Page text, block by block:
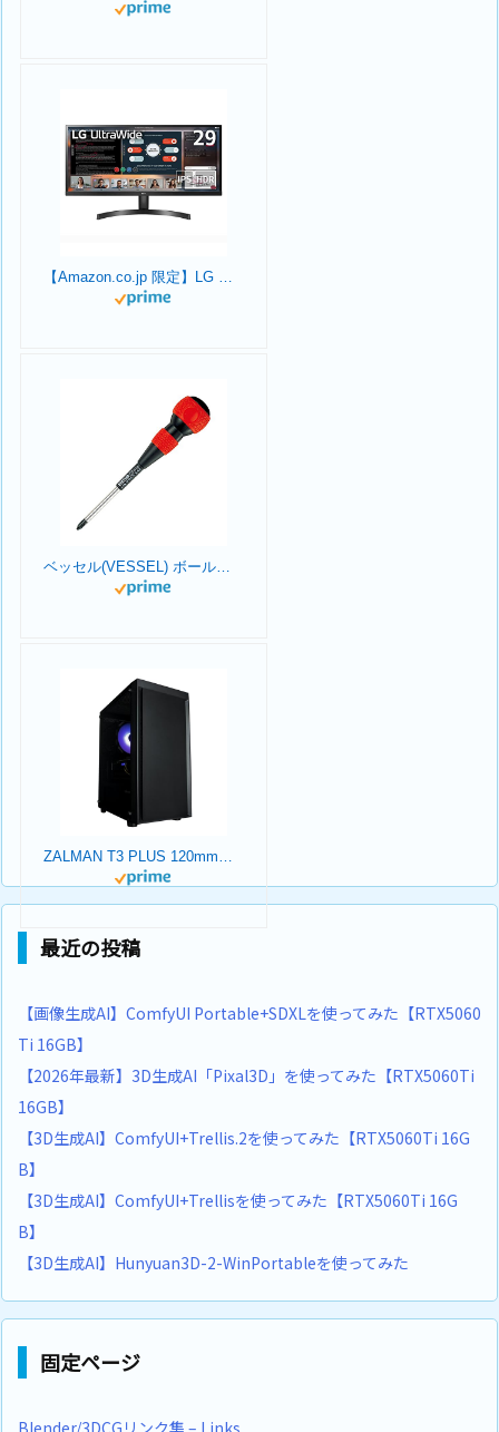
【Amazon.co.jp 限定】LG モニター ディスプレイ 29WL500-B 29インチ /作業効率アップ、ビジネス、プログラミング、トレーディング、グラフィック、映画/21:9 平面ウルトラワイド(2560×1080) / HDR/IPS 非光沢/FreeSync対応/ブルーライト低減、フリッカーセーフ/HDMI×2 / 3年安心・無輝点保証
ベッセル(VESSEL) ボールグリップドライバー +2×100 220
ZALMAN T3 PLUS 120mmファン 2基 標準搭載 Micro-ATX ミニタワー PCケース T3 PLUS CS8683
最近の投稿
【画像生成AI】ComfyUI Portable+SDXLを使ってみた【RTX5060
Ti 16GB】
【2026年最新】3D生成AI「Pixal3D」を使ってみた【RTX5060Ti
16GB】
【3D生成AI】ComfyUI+Trellis.2を使ってみた【RTX5060Ti 16G
B】
【3D生成AI】ComfyUI+Trellisを使ってみた【RTX5060Ti 16G
B】
【3D生成AI】Hunyuan3D-2-WinPortableを使ってみた
固定ページ